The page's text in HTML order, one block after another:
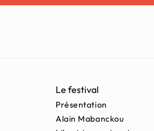
Le festival
Présentation
Alain Mabanckou